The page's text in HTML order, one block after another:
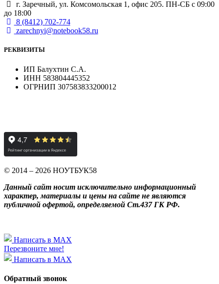
г. Заречный, ул. Комсомольская 1, офис 205. ПН-СБ с 09:00
до 18:00
8 (8412) 702-774
zarechnyi@notebook58.ru
РЕКВИЗИТЫ
ИП Балухтин С.А.
ИНН 583804445352
ОГРНИП 307583833200012
© 2014 – 2026 НОУТБУК58
Данный сайт носит исключительно информационный
характер, материалы и цены на сайте не являются
публичной офертой, определяемой Ст.437 ГК РФ.
Написать в MAX
Перезвоните мне!
Написать в MAX
Обратный звонок